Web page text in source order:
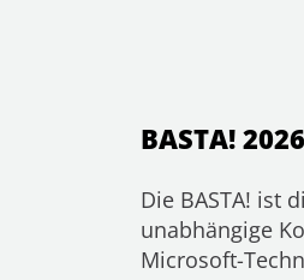
BASTA! 2026
Die BASTA! ist
unabhängige
Microsoft-